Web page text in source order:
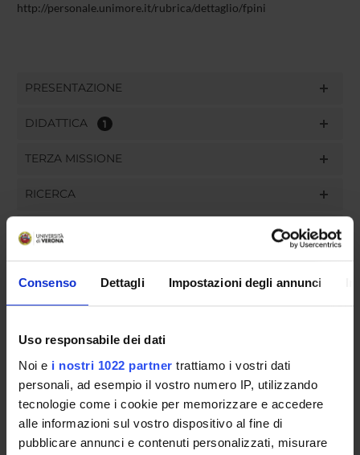
Consenso Dettagli Impostazioni degli annunci
Uso responsabile dei dati
Noi e i nostri 1022 partner trattiamo i vostri dati
personali, ad esempio il vostro numero IP, utilizzando
tecnologie come i cookie per memorizzare e accedere
alle informazioni sul vostro dispositivo al fine di
pubblicare annunci e contenuti personalizzati, misurare
http://personale.unimore.it/rubrica/dettaglio/fpini
PRESENTAZIONE
DIDATTICA 1
TERZA MISSIONE
RICERCA
PROGETTI
INCARICHI
COMMISSIONI
GOVERNANCE